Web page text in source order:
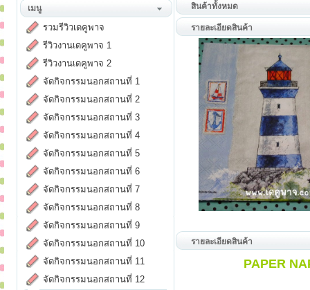
เมนู
รวมรีวิวเดคูพาจ
รีวิวงานเดคูพาจ 1
รีวิวงานเดคูพาจ 2
จัดกิจกรรมนอกสถานที่ 1
จัดกิจกรรมนอกสถานที่ 2
จัดกิจกรรมนอกสถานที่ 3
จัดกิจกรรมนอกสถานที่ 4
จัดกิจกรรมนอกสถานที่ 5
จัดกิจกรรมนอกสถานที่ 6
จัดกิจกรรมนอกสถานที่ 7
จัดกิจกรรมนอกสถานที่ 8
จัดกิจกรรมนอกสถานที่ 9
จัดกิจกรรมนอกสถานที่ 10
จัดกิจกรรมนอกสถานที่ 11
จัดกิจกรรมนอกสถานที่ 12
สินค้าทั้งหมด
รายละเอียดสินค้า
รายละเอียดสินค้า
PAPER